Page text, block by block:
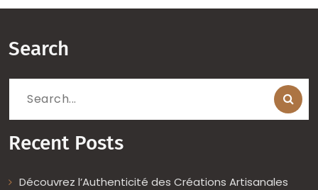
Search
Search
Recent Posts
Découvrez l’Authenticité des Créations Artisanales